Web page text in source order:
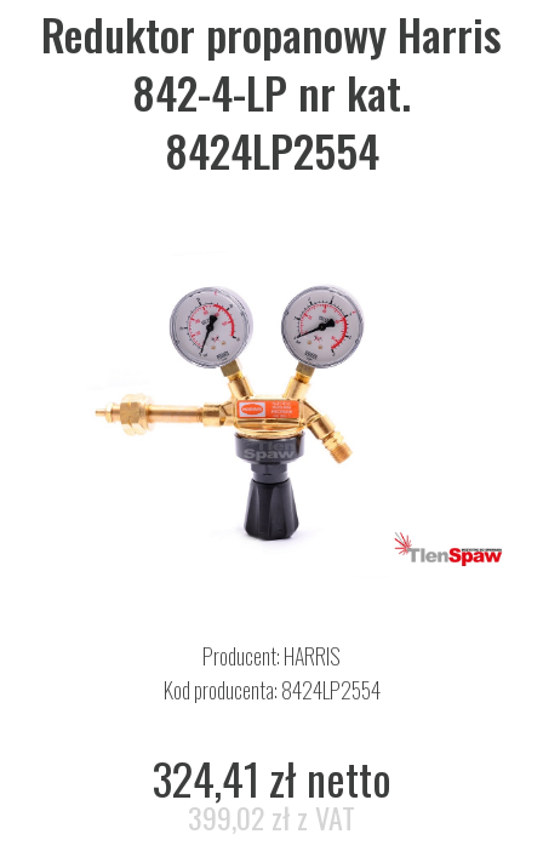
Reduktor propanowy Harris
842-4-LP nr kat.
8424LP2554
Producent:HARRIS
Kod producenta: 8424LP2554
324,41 zł netto
399,02 zł z VAT